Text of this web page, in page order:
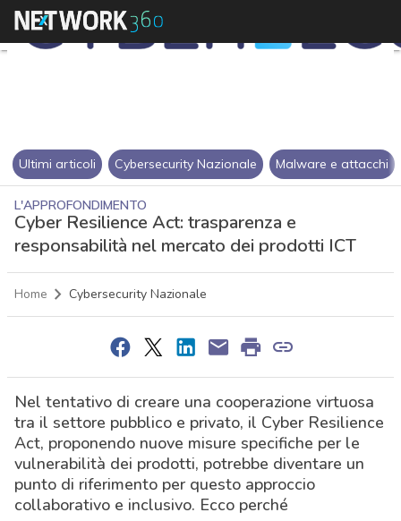
Ultimi articoli Cybersecurity Nazionale Malware e attacchi
L'APPROFONDIMENTO
Cyber Resilience Act: trasparenza e
responsabilità nel mercato dei prodotti ICT
Home Cybersecurity Nazionale
Nel tentativo di creare una cooperazione virtuosa
tra il settore pubblico e privato, il Cyber Resilience
Act, proponendo nuove misure specifiche per le
vulnerabilità dei prodotti, potrebbe diventare un
punto di riferimento per questo approccio
collaborativo e inclusivo. Ecco perché